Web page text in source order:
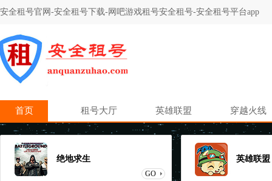
安全租号官网-安全租号下载-网吧游戏租号安全租号-安全租号平台app
首页 租号大厅 英雄联盟 穿越火线
绝地求生
GO
英雄联盟